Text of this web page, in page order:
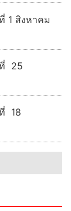
1 สิงหาคม
ที่ 25
18